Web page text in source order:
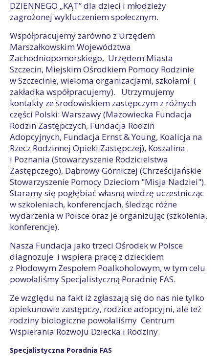
DZIENNEGO „KĄT” dla dzieci i młodzieży
zagrożonej wykluczeniem społecznym.
Współpracujemy zarówno z Urzędem
Marszałkowskim Województwa
Zachodniopomorskiego, Urzędem Miasta
Szczecin, Miejskim Ośrodkiem Pomocy Rodzinie
w Szczecinie, wieloma organizacjami, szkołami (
zakładka współpracujemy). Utrzymujemy
kontakty ze środowiskiem zastępczym z różnych
części Polski: Warszawy (Mazowiecka Fundacja
Rodzin Zastępczych, Fundacja Rodzin
Adopcyjnych, Fundacja Ernst & Young, Koalicja na
Rzecz Rodzinnej Opieki Zastępczej), Koszalina
i Poznania (Stowarzyszenie Rodzicielstwa
Zastępczego), Dąbrowy Górniczej (Chrześcijańskie
Stowarzyszenie Pomocy Dzieciom "Misja Nadziei").
Staramy się pogłębiać własną wiedzę uczestnicząc
w szkoleniach, konferencjach, śledząc różne
wydarzenia w Polsce oraz je organizując (szkolenia,
konferencje).
Nasza Fundacja jako trzeci Ośrodek w Polsce
diagnozuje i wspiera pracę z dzieckiem
z Płodowym Zespołem Poalkoholowym, w tym celu
powołaliśmy Specjalistyczną Poradnię FAS.
Ze względu na fakt iż zgłaszają się do nas nie tylko
opiekunowie zastępczy, rodzice adopcyjni, ale też
rodziny biologiczne powołaliśmy Centrum
Wspierania Rozwoju Dziecka i Rodziny.
Specjalistyczna Poradnia FAS